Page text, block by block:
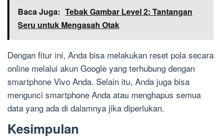
Baca Juga: Tebak Gambar Level 2: Tantangan
Seru untuk Mengasah Otak
Dengan fitur ini, Anda bisa melakukan reset pola secara
online melalui akun Google yang terhubung dengan
smartphone Vivo Anda. Selain itu, Anda juga bisa
mengunci smartphone Anda atau menghapus semua
data yang ada di dalamnya jika diperlukan.
Kesimpulan